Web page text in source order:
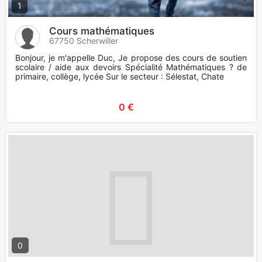
1
Cours mathématiques
67750 Scherwiller
Bonjour, je m'appelle Duc, Je propose des cours de soutien
scolaire / aide aux devoirs Spécialité Mathématiques ? de
primaire, collège, lycée Sur le secteur : Sélestat, Chate
0 €
0